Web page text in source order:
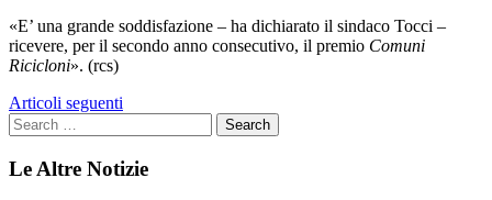
«E’ una grande soddisfazione – ha dichiarato il sindaco Tocci –
ricevere, per il secondo anno consecutivo, il premio Comuni
Ricicloni». (rcs)
Navigazione
articoli
Articoli seguenti
Le Altre Notizie